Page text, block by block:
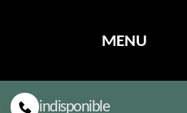
MENU
indisponible